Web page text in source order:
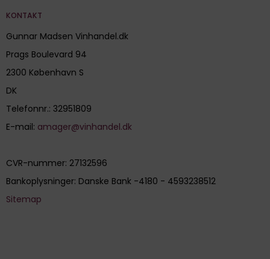
KONTAKT
Gunnar Madsen Vinhandel.dk
Prags Boulevard 94
2300 København S
DK
Telefonnr.: 32951809
E-mail: amager@vinhandel.dk
CVR-nummer: 27132596
Bankoplysninger: Danske Bank -4180 - 4593238512
Sitemap